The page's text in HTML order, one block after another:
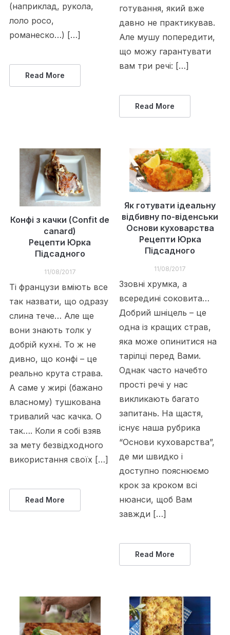
(наприклад, рукола,
лоло росо,
романеско…) […]
Read More
готування, який вже
давно не практикував.
Але мушу попередити,
що можу гарантувати
вам три речі: […]
Read More
Конфі з качки (Confit de
canard)
Рецепти Юрка
Підсадного
11/08/2017
Ті французи вміють все
так назвати, що одразу
слина тече… Але ще
вони знають толк у
добрій кухні. То ж не
дивно, що конфі – це
реально крута страва.
А саме у жирі (бажано
власному) тушкована
тривалий час качка. О
так…. Коли я собі взяв
за мету безвідходного
використання своїх […]
Read More
Як готувати ідеальну
відбивну по-віденськи
Основи куховарства
Рецепти Юрка
Підсадного
11/08/2017
Ззовні хрумка, а
всередині соковита…
Добрий шніцель – це
одна із кращих страв,
яка може опинитися на
тарілці перед Вами.
Однак часто начебто
прості речі у нас
викликають багато
запитань. На щастя,
існує наша рубрика
“Основи куховарства”,
де ми швидко і
доступно пояснюємо
крок за кроком всі
нюанси, щоб Вам
завжди […]
Read More